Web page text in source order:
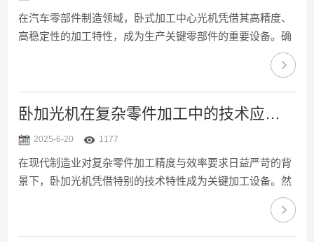
在汽车零部件制造领域，卧式加工中心光机凭借其高精度、
高稳定性的加工特性，成为生产关键零部件的重要设备。确
保加工精度，对提升汽车性能、可靠性及安全性意义重大，
以下从多个维度解析其精度保障技术。机械结构设计是精度
保障的根基。卧式加工中心光机多采用优质铸铁制造床身、
立柱等关键部件，这类材料具备良好的吸振性，可有效减少
进行优化，增强整体刚性，即便在高速、重切削工况下，也
能维持稳定的结构形态，保障加工精度。例如，在加工汽车
发动机缸体时...
卧加光机在复杂零件加工中的技术应用与挑战
2025-6-20 1177
在现代制造业对复杂零件加工精度与效率要求日益严苛的背
景下，卧加光机凭借特别的技术特性成为关键加工设备。然
而，其在实际应用中既展现出显著优势，也面临诸多技术挑
战，需理性剖析以推动加工技术发展。卧加光机在复杂零件
加工中的技术应用优势显著。其多轴联动功能是核心亮点，